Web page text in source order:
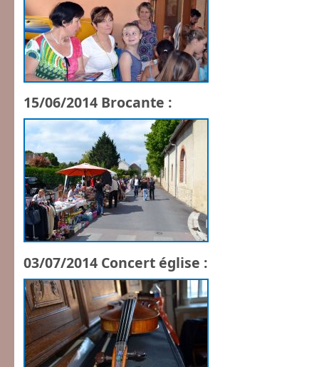
15/06/2014 Brocante :
03/07/2014 Concert église :